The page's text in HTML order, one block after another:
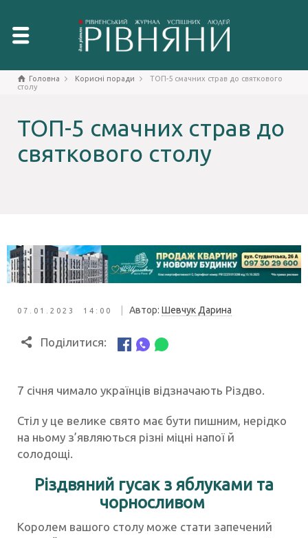
Головна Корисні поради
ТОП-5 смачних страв до святкового
столу
ТОП-5 смачних страв до
святкового столу
07.01.2023 14:00 Автор: Шевчук Дарина
Поділитися:
7 січня чимало українців відзначають Різдво.
Стіл у це велике свято має бути пишним, нерідко
на ньому з’являються різні міцні напої й
солодощі.
Різдвяний гусак з яблуками та
чорносливом
Королем вашого столу може стати запечений